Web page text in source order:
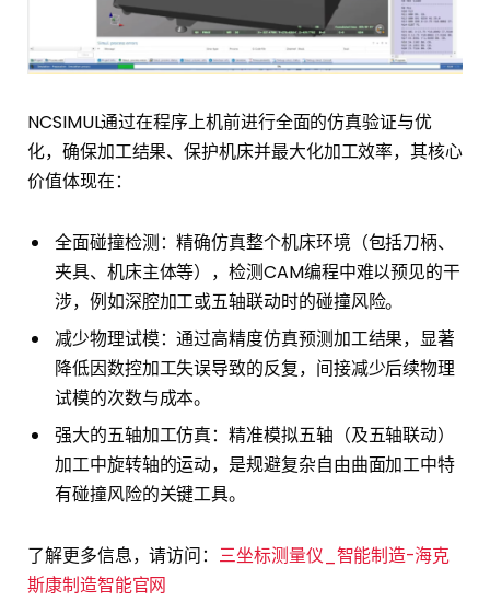
NCSIMUL通过在程序上机前进行全面的仿真验证与优
化，确保加工结果、保护机床并最大化加工效率，其核心
价值体现在：
全面碰撞检测：精确仿真整个机床环境（包括刀柄、
夹具、机床主体等），检测CAM编程中难以预见的干
涉，例如深腔加工或五轴联动时的碰撞风险。
减少物理试模：通过高精度仿真预测加工结果，显著
降低因数控加工失误导致的反复，间接减少后续物理
试模的次数与成本。
强大的五轴加工仿真：精准模拟五轴（及五轴联动）
加工中旋转轴的运动，是规避复杂自由曲面加工中特
有碰撞风险的关键工具。
了解更多信息，请访问： 三坐标测量仪_智能制造-海克
斯康制造智能官网